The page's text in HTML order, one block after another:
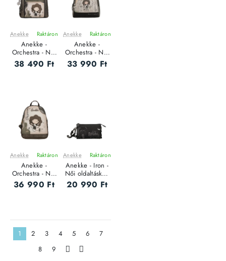
ÚJ
Anekke Raktáron
Anekke -
Orchestra - Női
hátizsák
38 490 Ft
ÚJ
Anekke Raktáron
Anekke -
Orchestra - Női
hátizsák
33 990 Ft
ÚJ
Anekke Raktáron
Anekke -
Orchestra - Női
hátizsák
36 990 Ft
ÚJ
Anekke Raktáron
Anekke - Iron -
Női oldaltáska -
S
20 990 Ft
1 2 3 4 5 6
7
8
9 >
>|